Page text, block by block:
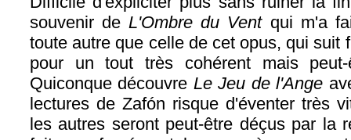
souvenir deL'Ombre du Ventqui m'a
toute autre que celle de cet opus, qui suit
pour un tout très cohérent mais
Quiconque découvre Le Jeu de l'Ange
lectures de Zafón risque d'éventer très
les autres seront peut-être déçus par la